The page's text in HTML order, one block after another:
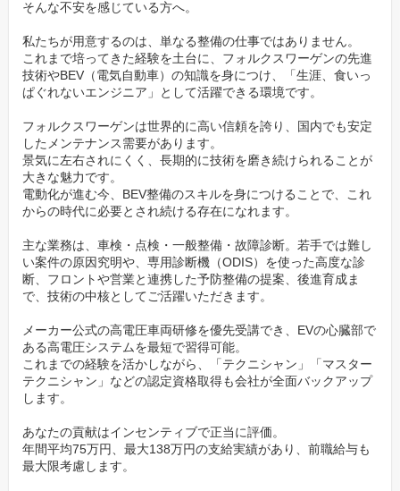
チームへの貢献度や後輩育成なども含めて総合的に判断。
「現場を支える役割」が、しっかり収入に反映されるため、
✅残業月13時間＆年間休日120日以上。無理なく長く
働ける環境
整備士＝長時間労働という常識を、当社は変えています。
・残業月平均13時間（1日1時間未満）
・18:10定時 → 多くの社員が18:30には退社
・年間休日114日＋有給取得で実質120日以上
その理由は、徹底した入庫コントロール。
工場のキャパシティを超える無理な予約は受けず、業務を平準化
しています。
「仕事に追われる働き方」ではなく、
コントロールされた環境で、質の高い仕事に集中する働き方”が可
そんな不安を感じている方へ。
私たちが用意するのは、単なる整備の仕事ではありません。
これまで培ってきた経験を土台に、フォルクスワーゲンの先進
技術やBEV（電気自動車）の知識を身につけ、「生涯、食いっ
ぱぐれないエンジニア」として活躍できる環境です。
フォルクスワーゲンは世界的に高い信頼を誇り、国内でも安定
したメンテナンス需要があります。
景気に左右されにくく、長期的に技術を磨き続けられることが
大きな魅力です。
電動化が進む今、BEV整備のスキルを身につけることで、これ
からの時代に必要とされ続ける存在になれます。
主な業務は、車検・点検・一般整備・故障診断。若手では難し
い案件の原因究明や、専用診断機（ODIS）を使った高度な診
断、フロントや営業と連携した予防整備の提案、後進育成ま
で、技術の中核としてご活躍いただきます。
メーカー公式の高電圧車両研修を優先受講でき、EVの心臓部で
ある高電圧システムを最短で習得可能。
これまでの経験を活かしながら、「テクニシャン」「マスター
テクニシャン」などの認定資格取得も会社が全面バックアップ
します。
あなたの貢献はインセンティブで正当に評価。
年間平均75万円、最大138万円の支給実績があり、前職給与も
最大限考慮します。